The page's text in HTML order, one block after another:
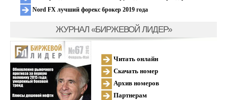
Nord FX лучший форекс брокер 2019 года
ЖУРНАЛ «БИРЖЕВОЙ ЛИДЕР»
Читать онлайн
Скачать номер
Архив номеров
Партнерам